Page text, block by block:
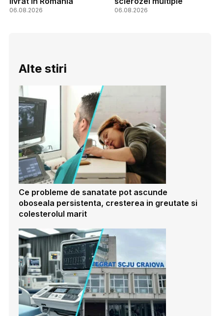
06.08.2026 06.08.2026
Alte stiri
Ce probleme de sanatate pot ascunde
oboseala persistenta, cresterea in greutate si
colesterolul marit